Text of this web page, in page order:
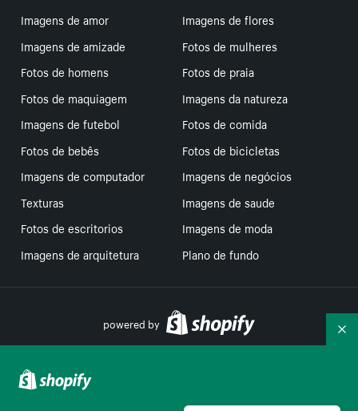
Imagens de amor
Imagens de flores
Imagens de amizade
Fotos de mulheres
Fotos de homens
Fotos de praia
Fotos de maquiagem
Imagens da natureza
Imagens de futebol
Fotos de comida
Fotos de bebês
Fotos de bicicletas
Imagens de computador
Imagens de negócios
Texturas
Imagens de saude
Fotos de escritorios
Imagens de moda
Imagens de arquitetura
Plano de fundo
powered by
Suas escolhas de privacidade